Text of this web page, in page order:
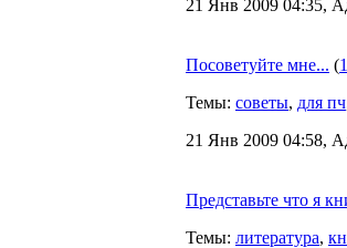
21 Янв 2009 04:35,
Посоветуйте мне... (
Темы: советы, для пч
21 Янв 2009 04:58,
Представьте что я
Темы: литература,